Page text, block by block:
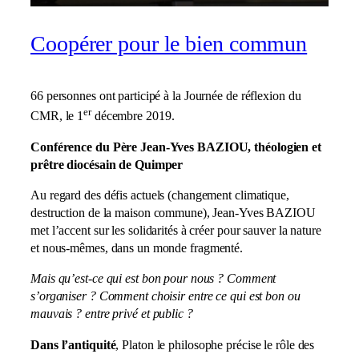
Coopérer pour le bien commun
66 personnes ont participé à la Journée de réflexion du
CMR, le 1erdécembre 2019.
Conférence du Père Jean-Yves BAZIOU, théologien et
prêtre diocésain de Quimper
Au regard des défis actuels (changement climatique,
destruction de la maison commune), Jean-Yves BAZIOU
met l’accent sur les solidarités à créer pour sauver la nature
et nous-mêmes, dans un monde fragmenté.
Mais qu’est-ce qui est bon pour nous ? Comment
s’organiser ? Comment choisir entre ce qui est bon ou
mauvais ? entre privé et public ?
Dans l’antiquité, Platon le philosophe précise le rôle des